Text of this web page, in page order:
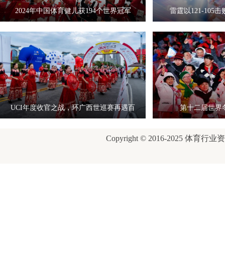
2024年中国体育健儿获194个世界冠军 雷霆以121-105击
UCI年度收官之战，环广西世巡赛再遇百
第十二届世界
Copyright © 2016-2025 体育行业